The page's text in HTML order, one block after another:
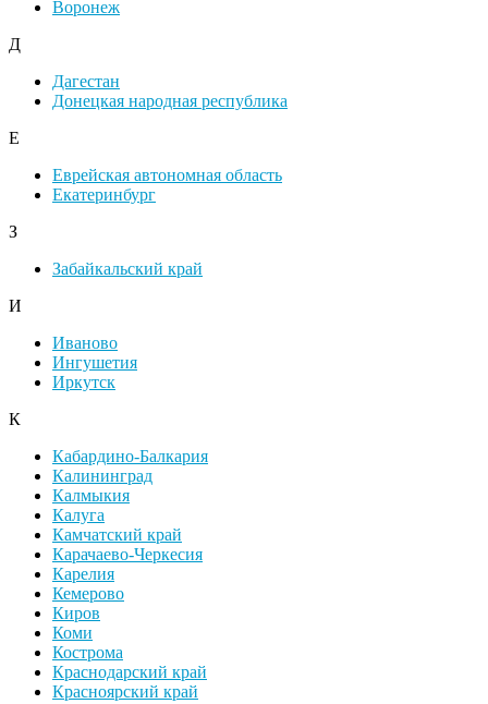
Воронеж
Д
Дагестан
Донецкая народная республика
Е
Еврейская автономная область
Екатеринбург
З
Забайкальский край
И
Иваново
Ингушетия
Иркутск
К
Кабардино-Балкария
Калининград
Калмыкия
Калуга
Камчатский край
Карачаево-Черкесия
Карелия
Кемерово
Киров
Коми
Кострома
Краснодарский край
Красноярский край